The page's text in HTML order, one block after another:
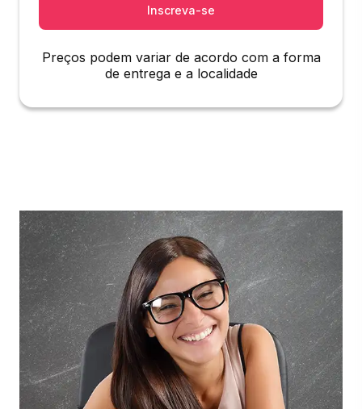
Inscreva-se
Preços podem variar de acordo com a forma
de entrega e a localidade